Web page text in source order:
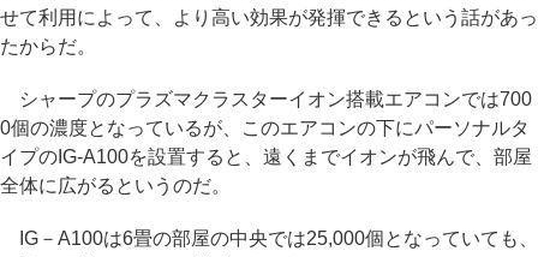
せて利用によって、より高い効果が発揮できるという話があっ
たからだ。
シャープのプラズマクラスターイオン搭載エアコンでは700
0個の濃度となっているが、このエアコンの下にパーソナルタ
イプのIG-A100を設置すると、遠くまでイオンが飛んで、部屋
全体に広がるというのだ。
IG－A100は6畳の部屋の中央では25,000個となっていても、